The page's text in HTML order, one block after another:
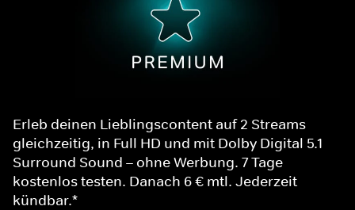
Erleb deinen Lieblingscontent auf 2 Streams
gleichzeitig, in Full HD und mit Dolby Digital 5.1
Surround Sound – ohne Werbung. 7 Tage
kostenlos testen. Danach 6 € mtl. Jederzeit
kündbar.*